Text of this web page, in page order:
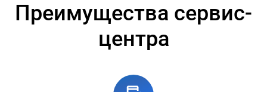
Преимущества сервис-
центра